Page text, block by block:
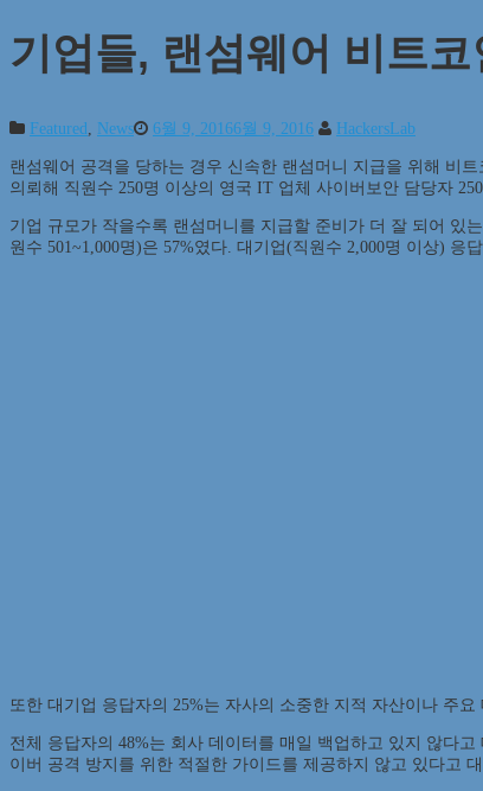
기업들, 랜섬웨어 비트
Featured News 6월 9, 20166월 9, 2016 HackersLab
랜섬웨어 공격을 당하는 경우 신속한 랜섬머니 지급을 위해 비
의뢰해 직원수 250명 이상의 영국 IT 업체 사이버보안 담당자
기업 규모가 작을수록 랜섬머니를 지급할 준비가 더 잘 되어 있
원수 501~1,000명)은 57%였다. 대기업(직원수 2,000명 이상)
또한 대기업 응답자의 25%는 자사의 소중한 지적 자산이나 주
전체 응답자의 48%는 회사 데이터를 매일 백업하고 있지 않다
이버 공격 방지를 위한 적절한 가이드를 제공하지 않고 있다고